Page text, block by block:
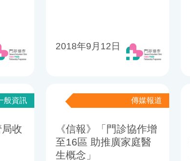
2018年9月12日
般資訊
收
傳媒報道
《信報》「門診協作增
至16區 助推廣家庭醫
生概念」